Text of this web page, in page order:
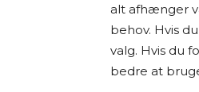
alt afhænger
behov. Hvis
valg. Hvis du
bedre at